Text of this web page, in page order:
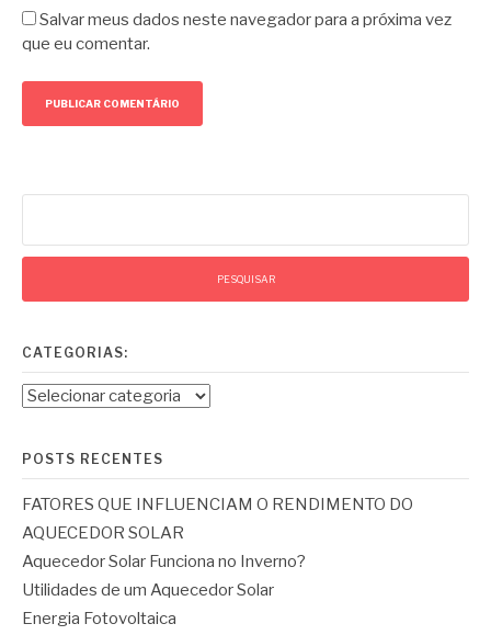
Salvar meus dados neste navegador para a próxima vez
que eu comentar.
CATEGORIAS:
Categorias:
POSTS RECENTES
FATORES QUE INFLUENCIAM O RENDIMENTO DO
AQUECEDOR SOLAR
Aquecedor Solar Funciona no Inverno?
Utilidades de um Aquecedor Solar
Energia Fotovoltaica